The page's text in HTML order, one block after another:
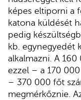
képes eltiporni a
katona küldését
pedig
kb. egynegyedét
alkalmazni. A
ezzel – a 170
– 370 000 főt
megmérkőznie.